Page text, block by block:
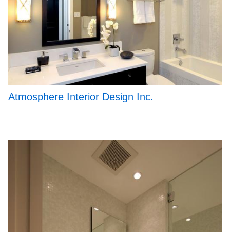
Atmosphere Interior Design Inc.